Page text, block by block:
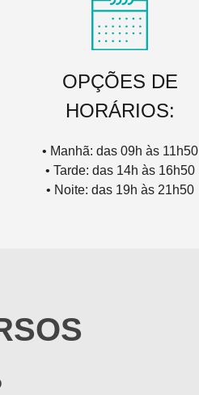
OPÇÕES DE
HORÁRIOS:
• Manhã: das 09h às 11h50
• Tarde: das 14h às 16h50
• Noite: das 19h às 21h50